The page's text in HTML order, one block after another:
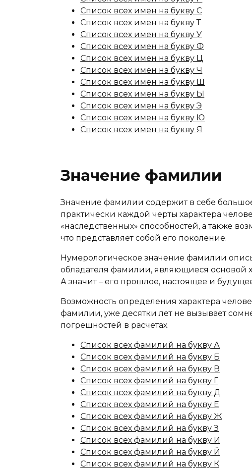
Список всех имен на букву С
Список всех имен на букву Т
Список всех имен на букву У
Список всех имен на букву Ф
Список всех имен на букву Ц
Список всех имен на букву Ч
Список всех имен на букву Ш
Список всех имен на букву Ы
Список всех имен на букву Э
Список всех имен на букву Ю
Список всех имен на букву Я
Значение фамилии
Значение фамилии содержит в себе
практически каждой черты характера
«наследственных» способностей, а также
что представляет собой его поколение.
Нумерологическое значение фамилии
обладателя фамилии, являющиеся основой
А значит – его прошлое, настоящее и
Возможность определения характера
фамилии, уже десятки лет не вызывает
погрешностей в расчетах.
Список всех фамилий на букву А
Список всех фамилий на букву Б
Список всех фамилий на букву В
Список всех фамилий на букву Г
Список всех фамилий на букву Д
Список всех фамилий на букву Е
Список всех фамилий на букву Ж
Список всех фамилий на букву З
Список всех фамилий на букву И
Список всех фамилий на букву Й
Список всех фамилий на букву К